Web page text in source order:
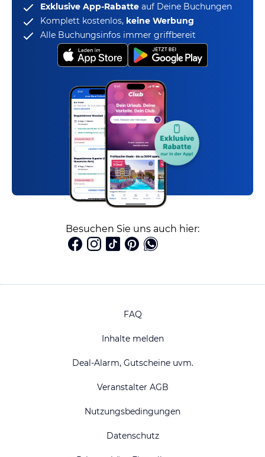
Exklusive App-Rabatte auf Deine Buchungen
Komplett kostenlos, keine Werbung
Alle Buchungsinfos immer griffbereit
Besuchen Sie uns auch hier:
FAQ
Inhalte melden
Deal-Alarm, Gutscheine uvm.
Veranstalter AGB
Nutzungsbedingungen
Datenschutz